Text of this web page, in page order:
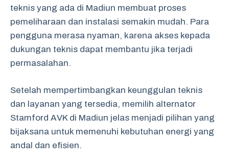
teknis yang ada di Madiun membuat proses
pemeliharaan dan instalasi semakin mudah. Para
pengguna merasa nyaman, karena akses kepada
dukungan teknis dapat membantu jika terjadi
permasalahan.
Setelah mempertimbangkan keunggulan teknis
dan layanan yang tersedia, memilih alternator
Stamford AVK di Madiun jelas menjadi pilihan yang
bijaksana untuk memenuhi kebutuhan energi yang
andal dan efisien.